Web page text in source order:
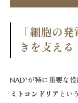
「細胞の
きを支える
NAD⁺が特に重要な
ミトコンドリア とい